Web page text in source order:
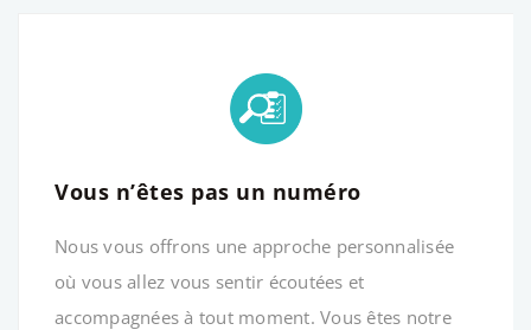
Vous n’êtes pas un numéro
Nous vous offrons une approche personnalisée
où vous allez vous sentir écoutées et
accompagnées à tout moment. Vous êtes notre